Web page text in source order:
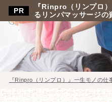
『Rinpro（リンプロ
るリンパマッサージの
『Rinpro（リンプロ）』一生モノの